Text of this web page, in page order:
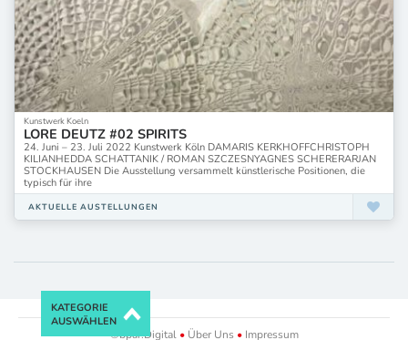
Kunstwerk Koeln
LORE DEUTZ #02 SPIRITS
24. Juni – 23. Juli 2022 Kunstwerk Köln DAMARIS KERKHOFFCHRISTOPH
KILIANHEDDA SCHATTANIK / ROMAN SZCZESNYAGNES SCHERERARJAN
STOCKHAUSEN Die Ausstellung versammelt künstlerische Positionen, die
typisch für ihre
AKTUELLE AUSTELLUNGEN
©bpar.Digital •Über Uns •Impressum
KATEGORIE
AUSWÄHLEN